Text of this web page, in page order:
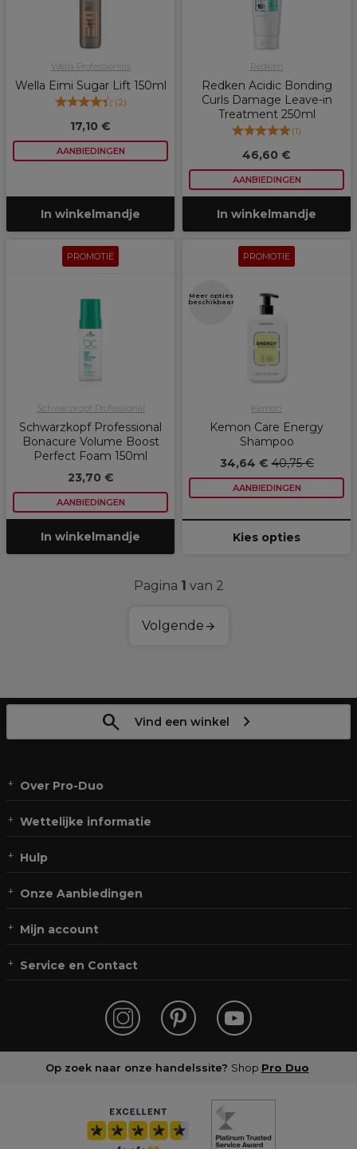
Wella Professionals
Wella Eimi Sugar Lift 150ml
(2)
17,10 €
AANBIEDINGEN
In winkelmandje
Redken
Redken Acidic Bonding
Curls Damage Leave-in
Treatment 250ml
(1)
46,60 €
AANBIEDINGEN
In winkelmandje
PROMOTIE
Schwarzkopf Professional
Schwarzkopf Professional
Bonacure Volume Boost
Perfect Foam 150ml
23,70 €
AANBIEDINGEN
In winkelmandje
PROMOTIE
Meer opties
beschikbaar
Kemon
Kemon Care Energy
Shampoo
34,64 €40,75 €
AANBIEDINGEN
Kies opties
Pagina 1 van 2
Volgende
Vind een winkel
Over Pro-Duo
Wettelijke informatie
Hulp
Onze Aanbiedingen
Mijn account
Service en Contact
Op zoek naar onze handelssite? Shop Pro Duo